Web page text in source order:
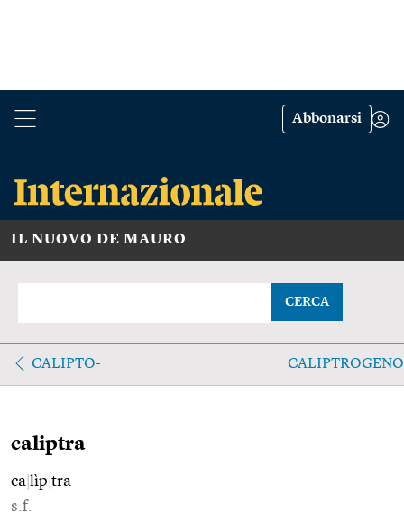
Abbonarsi
IL NUOVO DE MAURO
CERCA
CALIPTO- CALIPTROGENO
caliptra
ca lìp tra
s.f.